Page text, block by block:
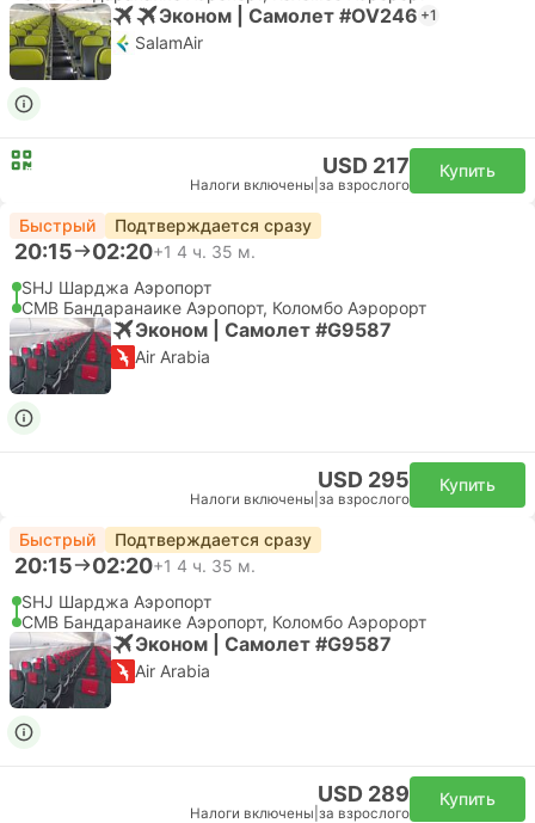
Эконом | Самолет #OV246 +1
SalamAir
USD 217
Налоги включены за взрослого
Купить
Быстрый Подтверждается сразу
20:15 02:20+1 4 ч. 35 м.
SHJ Шарджа Аэропорт
CMB Бандаранаике Аэропорт, Коломбо Аэророрт
Эконом | Самолет #G9587
Air Arabia
USD 295
Налоги включены за взрослого
Купить
Быстрый Подтверждается сразу
20:15 02:20+1 4 ч. 35 м.
SHJ Шарджа Аэропорт
CMB Бандаранаике Аэропорт, Коломбо Аэророрт
Эконом | Самолет #G9587
Air Arabia
USD 289
Налоги включены за взрослого
Купить